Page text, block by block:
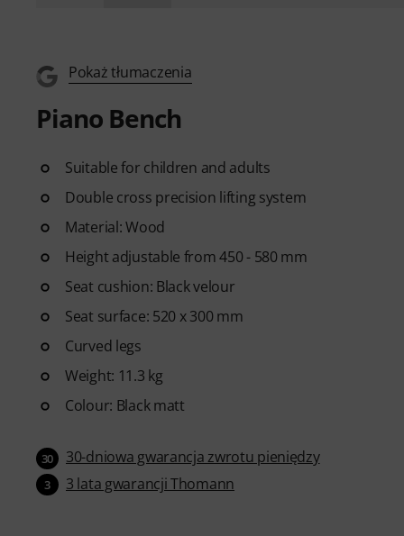
Pokaż tłumaczenia
Piano Bench
Suitable for children and adults
Double cross precision lifting system
Material: Wood
Height adjustable from 450 - 580 mm
Seat cushion: Black velour
Seat surface: 520 x 300 mm
Curved legs
Weight: 11.3 kg
Colour: Black matt
30 30-dniowa gwarancja zwrotu pieniędzy
3 3 lata gwarancji Thomann